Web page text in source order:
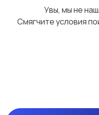
Увы, мы не
Смягчите условия